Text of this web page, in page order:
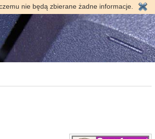
nie będą zbierane żadne informacje.